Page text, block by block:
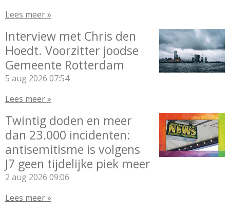
Lees meer »
Interview met Chris den
Hoedt. Voorzitter joodse
Gemeente Rotterdam
5 aug 2026 07:54
Lees meer »
Twintig doden en meer
dan 23.000 incidenten:
antisemitisme is volgens
J7 geen tijdelijke piek meer
2 aug 2026 09:06
Lees meer »